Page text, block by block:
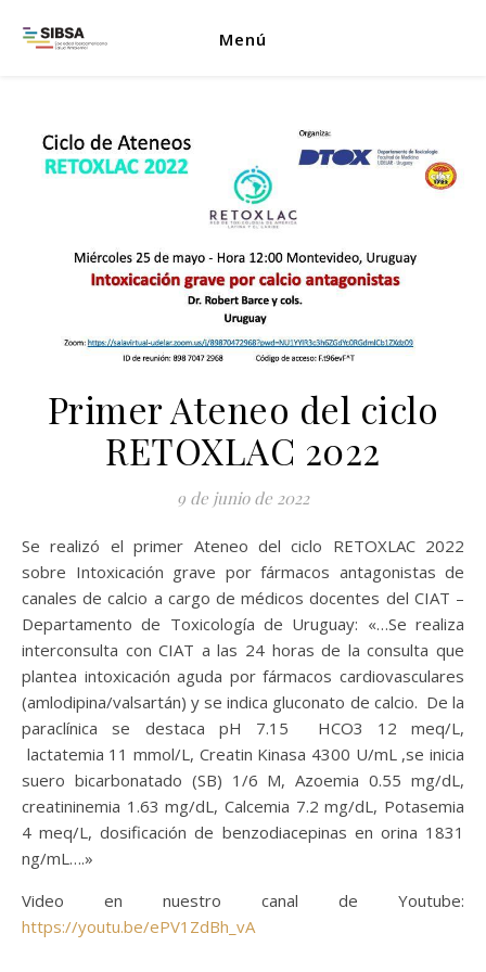
Menú
Primer Ateneo del ciclo
RETOXLAC 2022
9 de junio de 2022
Se realizó el primer Ateneo del ciclo RETOXLAC 2022
sobre Intoxicación grave por fármacos antagonistas de
canales de calcio a cargo de médicos docentes del CIAT –
Departamento de Toxicología de Uruguay: «…Se realiza
interconsulta con CIAT a las 24 horas de la consulta que
plantea intoxicación aguda por fármacos cardiovasculares
(amlodipina/valsartán) y se indica gluconato de calcio. De la
paraclínica se destaca pH 7.15 HCO3 12 meq/L,
lactatemia 11 mmol/L, Creatin Kinasa 4300 U/mL ,se inicia
suero bicarbonatado (SB) 1/6 M, Azoemia 0.55 mg/dL,
creatininemia 1.63 mg/dL, Calcemia 7.2 mg/dL, Potasemia
4 meq/L, dosificación de benzodiacepinas en orina 1831
ng/mL….»
Video en nuestro canal de Youtube:
https://youtu.be/ePV1ZdBh_vA